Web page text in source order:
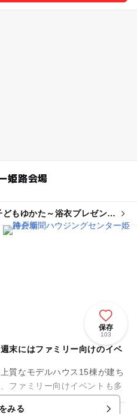
姫路会場
もゆかた～浴衣プレゼント
保存
103
末にはファミリー向けのイベ
質なモデルハウス15棟が建ち
ファミリー向けイベントも多
みる